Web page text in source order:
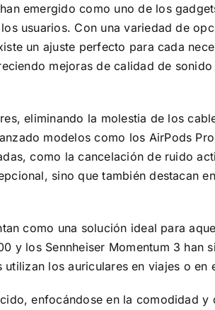
emergido como uno de los
usuarios. Con una variedad de
un ajuste perfecto para cada
mejoras de calidad de
eliminando la molestia de los
modelos como los AirPods
como la cancelación de ruido
sino que también destacan
como una solución ideal para
y los Sennheiser Momentum 3 han
los auriculares en viajes o en
enfocándose en la comodidad